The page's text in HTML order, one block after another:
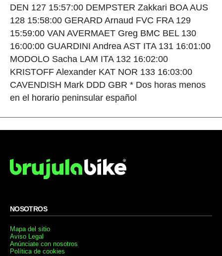
DEN 127 15:57:00 DEMPSTER Zakkari BOA AUS
128 15:58:00 GERARD Arnaud FVC FRA 129
15:59:00 VAN AVERMAET Greg BMC BEL 130
16:00:00 GUARDINI Andrea AST ITA 131 16:01:00
MODOLO Sacha LAM ITA 132 16:02:00
KRISTOFF Alexander KAT NOR 133 16:03:00
CAVENDISH Mark DDD GBR * Dos horas menos
en el horario peninsular español
NOSOTROS
Mapa del sitio
Aviso Legal
Anúnciate con nosotros
Política de cookies